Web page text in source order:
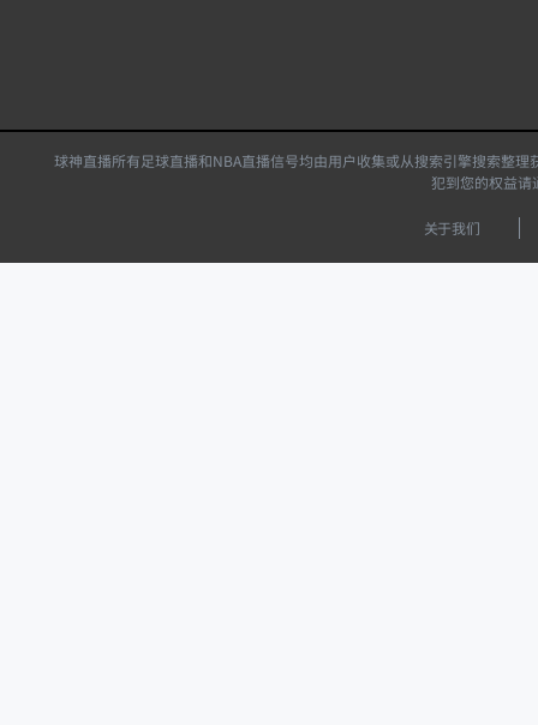
球神直播所有足球直播和NBA直播信号均由用户收集或从搜索引擎搜索整
犯到您的权益请
关于我们